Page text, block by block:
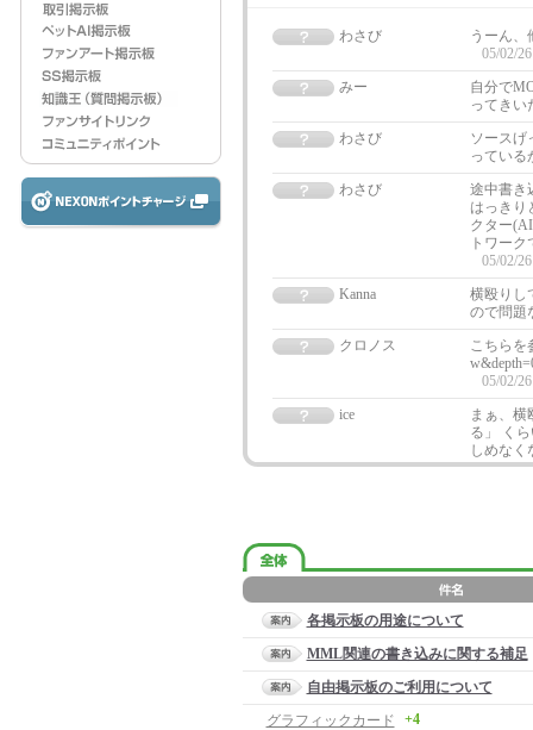
わさび
うーん
05/02/
みー
自分で
ってきい
わさび
ソースげ
ってい
わさび
途中書き
はっきり
クター
トワー
05/02/
Kanna
横殴りし
ので問題
クロノス
こちらを
05/02/
ice
まぁ、横
る」 く
しめな
各掲示板の用途について
MML関連の書き込みに関する補足
自由掲示板のご利用について
グラフィックカード
+4